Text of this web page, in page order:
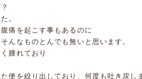
。
痛を起こす事もあるのに
んなものとんでも無いと思います。
腫れており
便を絞り出しており、何度も吐き戻し